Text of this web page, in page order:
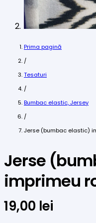
Prima pagină
/
Tesaturi
/
Bumbac elastic, Jersey
/
Jerse (bumbac elastic)
Jerse
imprimeu
19,00 lei